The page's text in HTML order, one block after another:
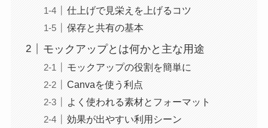
仕上げで見栄えを上げるコツ
保存と共有の基本
モックアップとは何かと主な用途
モックアップの役割を簡単に
Canvaを使う利点
よく使われる素材とフォーマット
効果が出やすい利用シーン